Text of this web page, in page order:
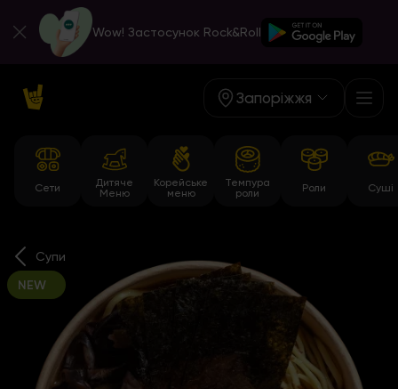
Wow! Застосунок Rock&Roll
Запоріжжя
Сети
Дитяче
Меню
Корейське
меню
Темпура
роли
Роли Суші
Супи
NEW